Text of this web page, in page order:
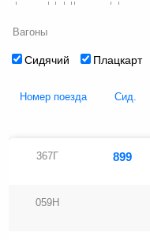
Вагоны
Сидячий Плацкарт
Номер поезда Сид.
367Г 899
059Н